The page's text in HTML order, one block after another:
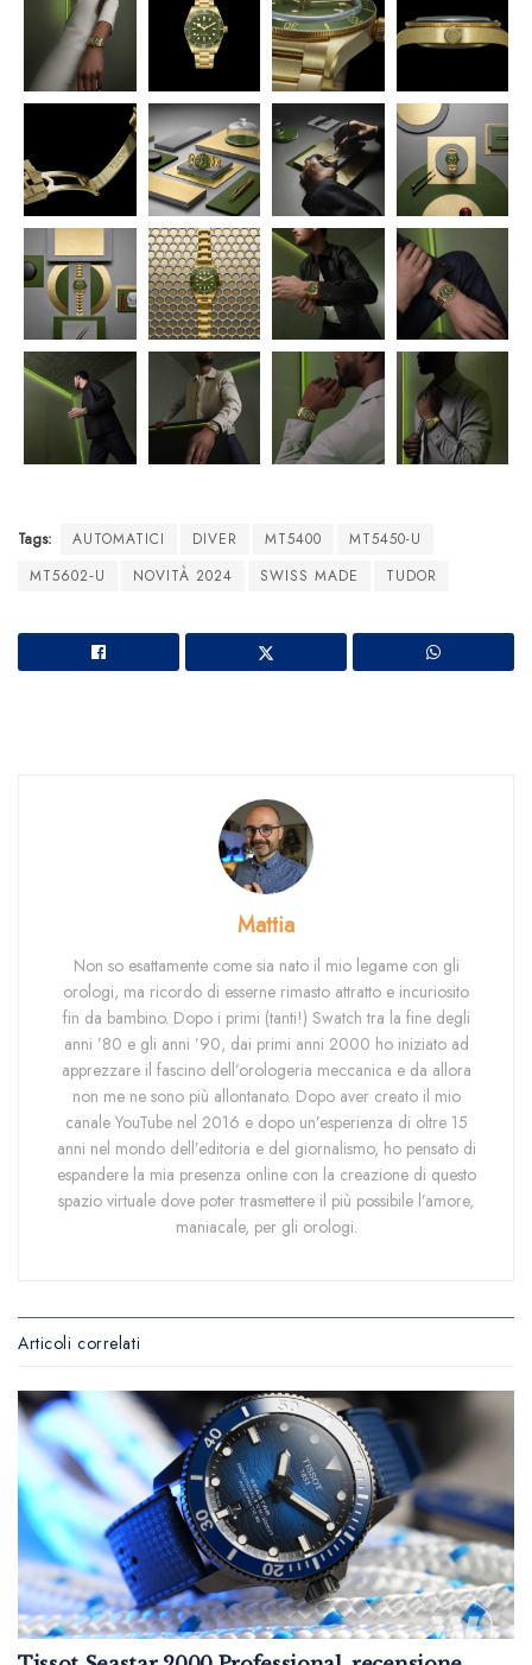
Tags: AUTOMATICI DIVER MT5400
MT5450-U
MT5602‑U
NOVITÀ 2024 SWISS MADE TUDOR
Mattia
Non so esattamente come sia nato il mio legame con gli
orologi, ma ricordo di esserne rimasto attratto e incuriosito
fin da bambino. Dopo i primi (tanti!) Swatch tra la fine degli
anni ’80 e gli anni ’90, dai primi anni 2000 ho iniziato ad
apprezzare il fascino dell’orologeria meccanica e da allora
non me ne sono più allontanato. Dopo aver creato il mio
canale YouTube nel 2016 e dopo un’esperienza di oltre 15
anni nel mondo dell’editoria e del giornalismo, ho pensato di
espandere la mia presenza online con la creazione di questo
spazio virtuale dove poter trasmettere il più possibile l’amore,
maniacale, per gli orologi.
Articoli correlati